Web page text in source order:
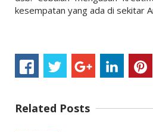
kesempatan yang ada di sekitar
Related Posts